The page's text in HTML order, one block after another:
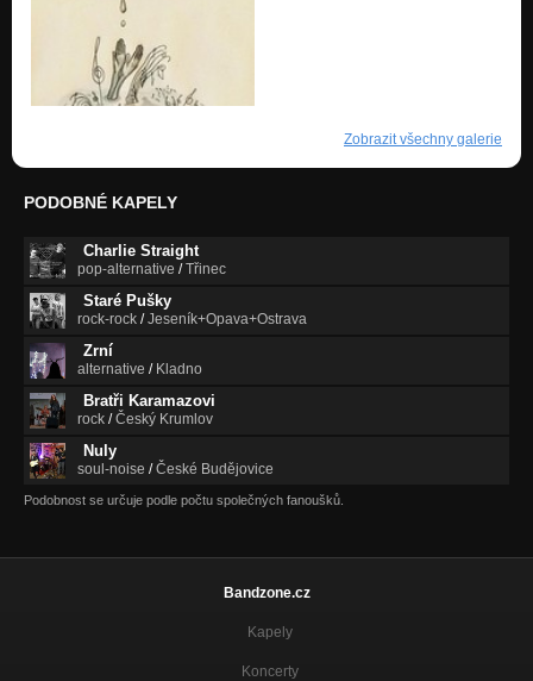
Zobrazit všechny galerie
PODOBNÉ KAPELY
Charlie Straight
pop-alternative /Třinec
Staré Pušky
rock-rock /Jeseník+Opava+Ostrava
Zrní
alternative / Kladno
Bratři Karamazovi
rock /Český Krumlov
Nuly
soul-noise /České Budějovice
Podobnost se určuje podle počtu společných fanoušků.
Bandzone.cz
Kapely
Koncerty